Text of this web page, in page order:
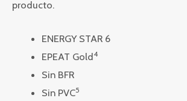
producto.
ENERGY STAR 6
EPEAT Gold4
Sin BFR
Sin PVC5